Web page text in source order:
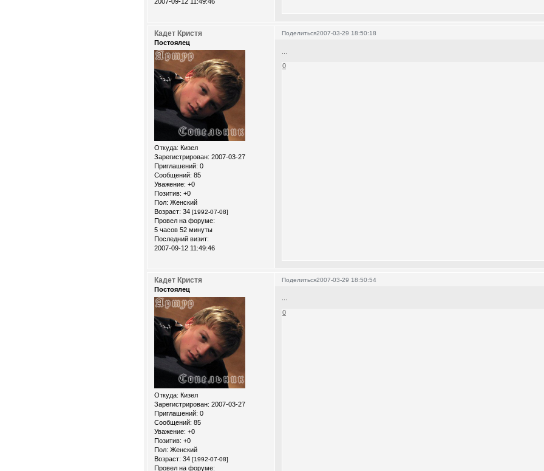
Поделиться2007-03-29 18:50:18
Кадет Кристя
Постоялец
Откуда: Кизел
Зарегистрирован: 2007-03-27
Приглашений: 0
Сообщений: 85
Уважение: +0
Позитив: +0
Пол: Женский
Возраст: 34 [1992-07-08]
Провел на форуме:
5 часов 52 минуты
Последний визит:
2007-09-12 11:49:46
0
Поделиться2007-03-29 18:50:54
Кадет Кристя
Постоялец
Откуда: Кизел
Зарегистрирован: 2007-03-27
Приглашений: 0
Сообщений: 85
Уважение: +0
Позитив: +0
Пол: Женский
Возраст: 34 [1992-07-08]
Провел на форуме:
0